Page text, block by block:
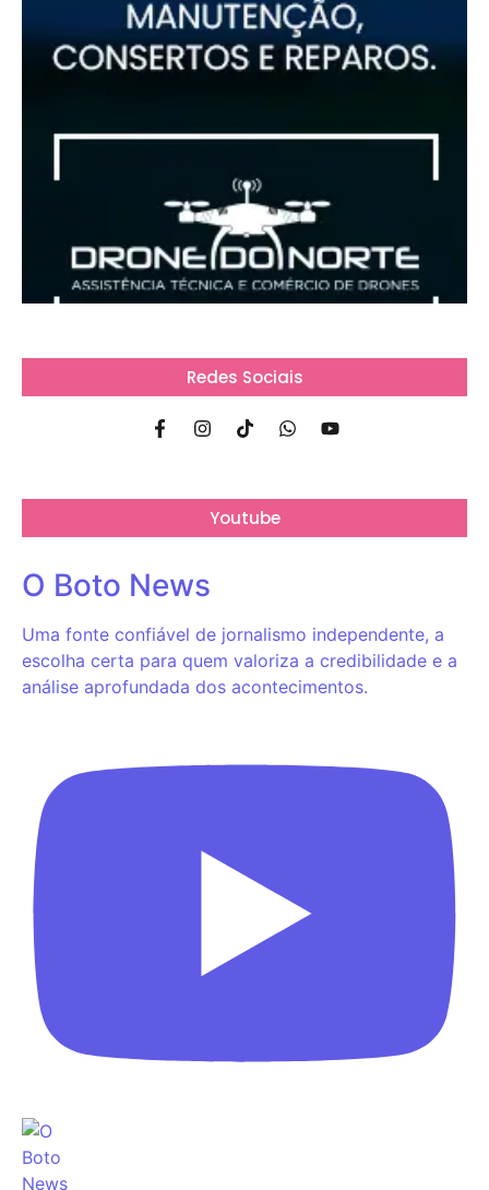
Redes Sociais
Youtube
O Boto News
Uma fonte confiável de jornalismo independente, a
escolha certa para quem valoriza a credibilidade e a
análise aprofundada dos acontecimentos.